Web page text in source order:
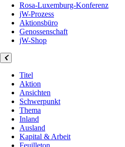
Rosa-Luxemburg-Konferenz
jW-Prozess
Aktionsbüro
Genossenschaft
jW-Shop
Titel
Aktion
Ansichten
Schwerpunkt
Thema
Inland
Ausland
Kapital & Arbeit
Feuilleton